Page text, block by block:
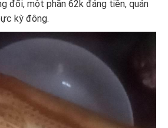
đổi, một phần 62k đáng tiền, quán
kỳ đông.